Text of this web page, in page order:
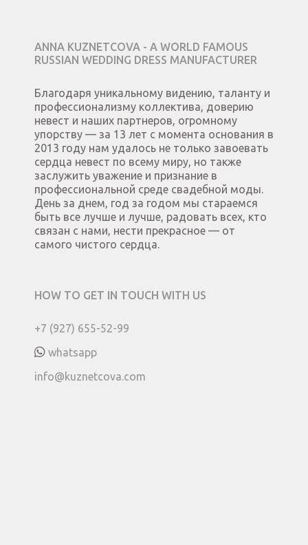
ANNA KUZNETCOVA - A WORLD FAMOUS
RUSSIAN WEDDING DRESS MANUFACTURER
Благодаря уникальному видению, таланту и
профессионализму коллектива, доверию
невест и наших партнеров, огромному
упорству — за 13 лет с момента основания в
2013 году нам удалось не только завоевать
сердца невест по всему миру, но также
заслужить уважение и признание в
профессиональной среде свадебной моды.
День за днем, год за годом мы стараемся
быть все лучше и лучше, радовать всех, кто
связан с нами, нести прекрасное — от
самого чистого сердца.
HOW TO GET IN TOUCH WITH US
+7 (927) 655-52-99
whatsapp
info@kuznetcova.com